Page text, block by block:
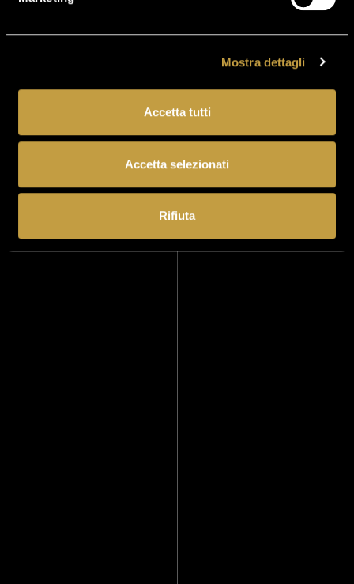
Mostra dettagli
Accetta tutti
Accetta selezionati
Rifiuta